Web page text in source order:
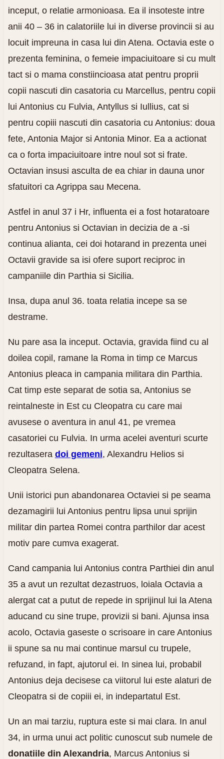
inceput, o relatie armonioasa. Ea il insoteste intre
anii 40 – 36 in calatoriile lui in diverse provincii si au
locuit impreuna in casa lui din Atena. Octavia este o
prezenta feminina, o femeie impaciuitoare si cu mult
tact si o mama constiincioasa atat pentru proprii
copii nascuti din casatoria cu Marcellus, pentru copii
lui Antonius cu Fulvia, Antyllus si Iullius, cat si
pentru copiii nascuti din casatoria cu Antonius: doua
fete, Antonia Major si Antonia Minor. Ea a actionat
ca o forta impaciuitoare intre noul sot si frate.
Octavian insusi asculta de ea chiar in dauna unor
sfatuitori ca Agrippa sau Mecena.
Astfel in anul 37 i Hr, influenta ei a fost hotaratoare
pentru Antonius si Octavian in decizia de a -si
continua alianta, cei doi hotarand in prezenta unei
Octavii gravide sa isi ofere suport reciproc in
campaniile din Parthia si Sicilia.
Insa, dupa anul 36. toata relatia incepe sa se
destrame.
Nu pare asa la inceput. Octavia, gravida fiind cu al
doilea copil, ramane la Roma in timp ce Marcus
Antonius pleaca in campania militara din Parthia.
Cat timp este separat de sotia sa, Antonius se
reintalneste in Est cu Cleopatra cu care mai
avusese o aventura in anul 41, pe vremea
casatoriei cu Fulvia. In urma acelei aventuri scurte
rezultasera doi gemeni, Alexandru Helios si
Cleopatra Selena.
Unii istorici pun abandonarea Octaviei si pe seama
dezamagirii lui Antonius pentru lipsa unui sprijin
militar din partea Romei contra parthilor dar acest
motiv pare cumva exagerat.
Cand campania lui Antonius contra Parthiei din anul
35 a avut un rezultat dezastruos, loiala Octavia a
alergat cat a putut de repede in sprijinul lui la Atena
aducand cu sine trupe, provizii si bani. Ajunsa insa
acolo, Octavia gaseste o scrisoare in care Antonius
ii spune sa nu mai continue marsul cu trupele,
refuzand, in fapt, ajutorul ei. In sinea lui, probabil
Antonius deja decisese ca viitorul lui este alaturi de
Cleopatra si de copiii ei, in indepartatul Est.
Un an mai tarziu, ruptura este si mai clara. In anul
34, in urma unui act politic cunoscut sub numele de
donatiile din Alexandria, Marcus Antonius si